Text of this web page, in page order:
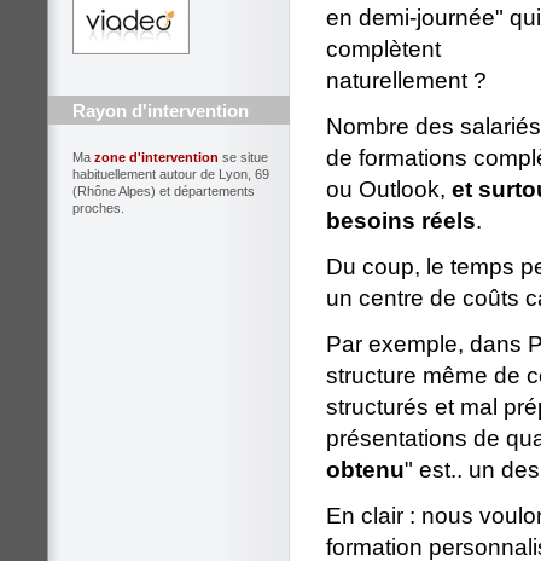
Rayon d'intervention
Ma zone d'intervention se situe
habituellement autour de Lyon, 69
(Rhône Alpes) et départements
proches.
en demi-journée"
complètent
naturellement ?
Nombre des
de formations
ou Outlook, et
besoins réels.
Du coup, le temps
un centre de coûts
Par exemple, dans
structure même de
structurés et mal
présentations de
obtenu" est.. un
En clair : nous
formation